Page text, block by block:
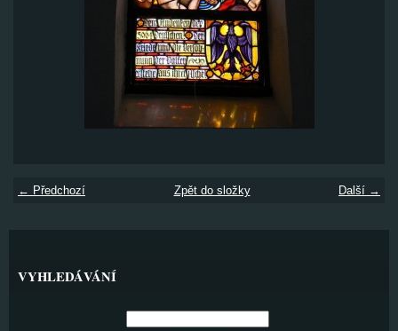
← Předchozí Další →
Zpět do složky
VYHLEDÁVÁNÍ